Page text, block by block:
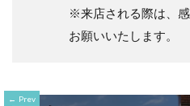
※来店される際は、
お願いいたします。
Prev